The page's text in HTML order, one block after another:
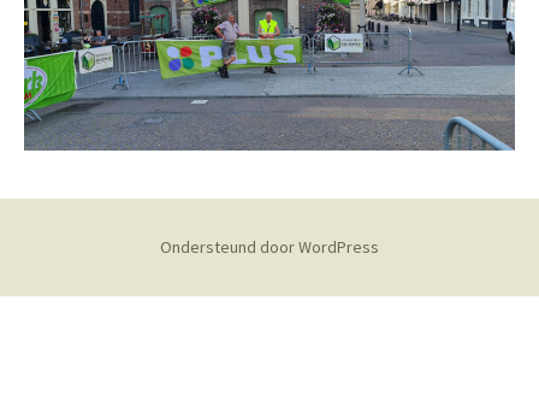
Ondersteund door WordPress